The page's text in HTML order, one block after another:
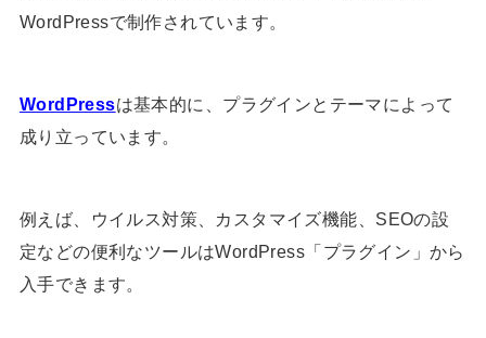
WordPressで制作されています。
WordPressは基本的に、プラグインとテーマによって
成り立っています。
例えば、ウイルス対策、カスタマイズ機能、SEOの設
定などの便利なツールはWordPress「プラグイン」から
入手できます。